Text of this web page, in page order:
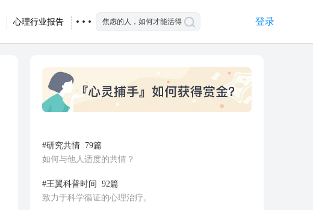
心理行业报告 登录
#研究共情 79篇
如何与他人适度的共情？
#王翼科普时间
92篇
致力于科学循证的心理治疗。